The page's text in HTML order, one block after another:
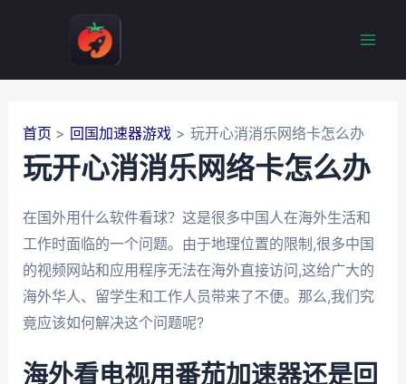
首页 回国加速器游戏 玩开心消消乐网络卡怎么办
玩开心消消乐网络卡怎么办
在国外用什么软件看球？这是很多中国人在海外生活和
工作时面临的一个问题。由于地理位置的限制,很多中国
的视频网站和应用程序无法在海外直接访问,这给广大的
海外华人、留学生和工作人员带来了不便。那么,我们究
竟应该如何解决这个问题呢?
海外看电视用番茄加速器还是回